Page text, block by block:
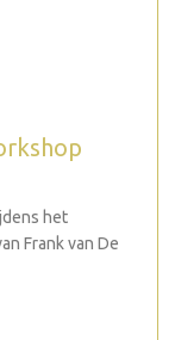
het
Frank van De